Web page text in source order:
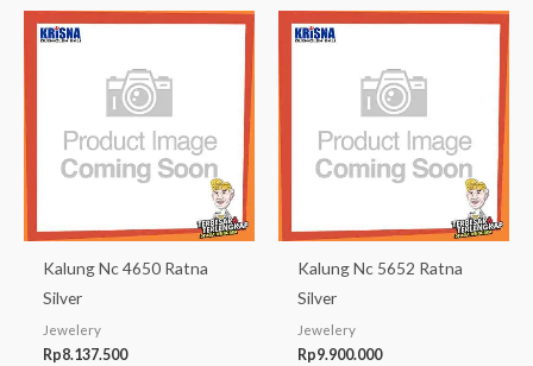
Kalung Nc 4650 Ratna
Silver
Jewelery
Rp8.137.500
Kalung Nc 5652 Ratna
Silver
Jewelery
Rp9.900.000